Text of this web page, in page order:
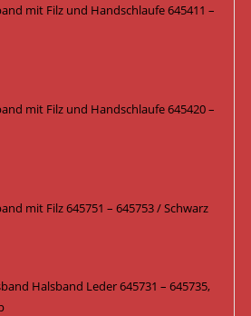
mit Filz und Handschlaufe 645411 –
mit Filz und Handschlaufe 645420 –
mit Filz 645751 – 645753 / Schwarz
Halsband Leder 645731 – 645735,